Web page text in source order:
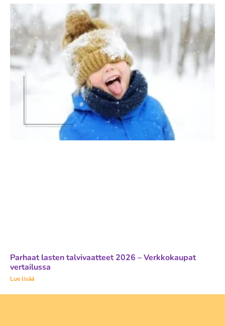
Parhaat lasten talvivaatteet 2026 – Verkkokaupat
vertailussa
Lue lisää